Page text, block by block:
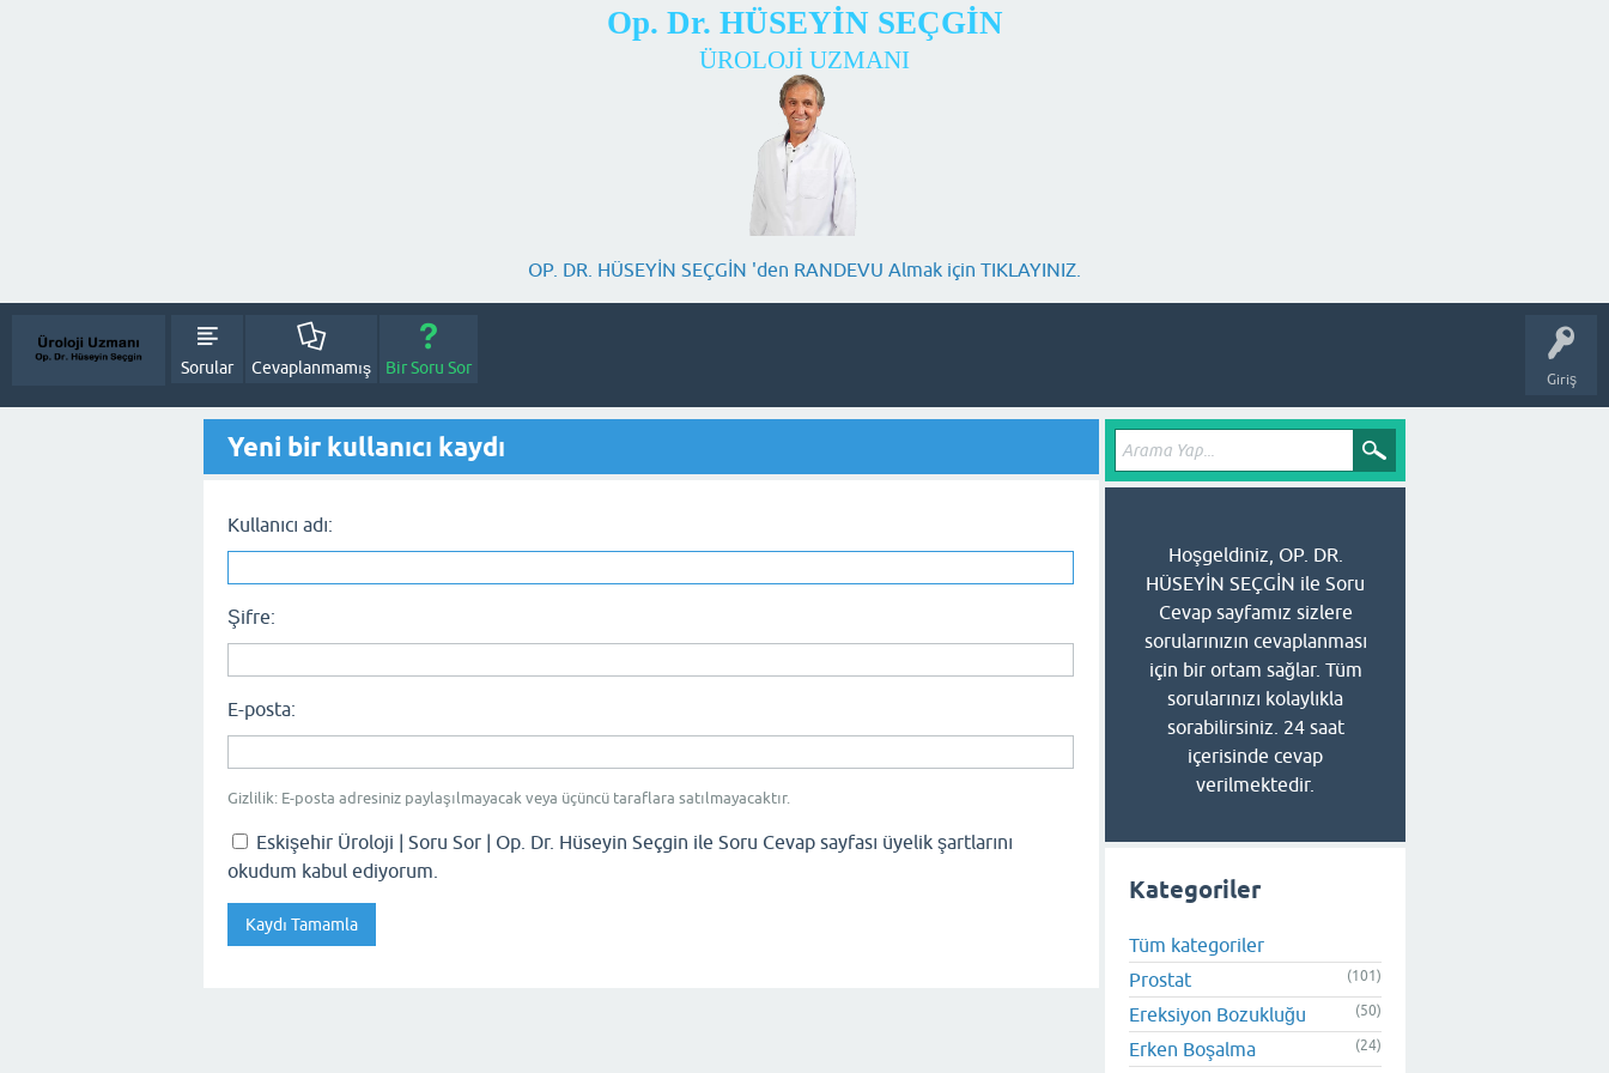
Op. Dr. HÜSEYİN SEÇGİN
ÜROLOJİ UZMANI
OP. DR. HÜSEYİN SEÇGİN 'den RANDEVU Almak için TIKLAYINIZ.
Giriş
Sorular Cevaplanmamış Bir Soru Sor
Yeni bir kullanıcı kaydı
Kullanıcı adı:
Şifre:
E-posta:
Gizlilik: E-posta adresiniz paylaşılmayacak veya üçüncü taraflara satılmayacaktır.
Eskişehir Üroloji | Soru Sor | Op. Dr. Hüseyin Seçgin ile Soru Cevap sayfası üyelik şartlarını
okudum kabul ediyorum.
Hoşgeldiniz, OP. DR.
HÜSEYİN SEÇGİN ile Soru
Cevap sayfamız sizlere
sorularınızın cevaplanması
için bir ortam sağlar. Tüm
sorularınızı kolaylıkla
sorabilirsiniz. 24 saat
içerisinde cevap
verilmektedir.
Kategoriler
Tüm kategoriler
Prostat
(101)
Ereksiyon Bozukluğu (50)
Erken Boşalma (24)